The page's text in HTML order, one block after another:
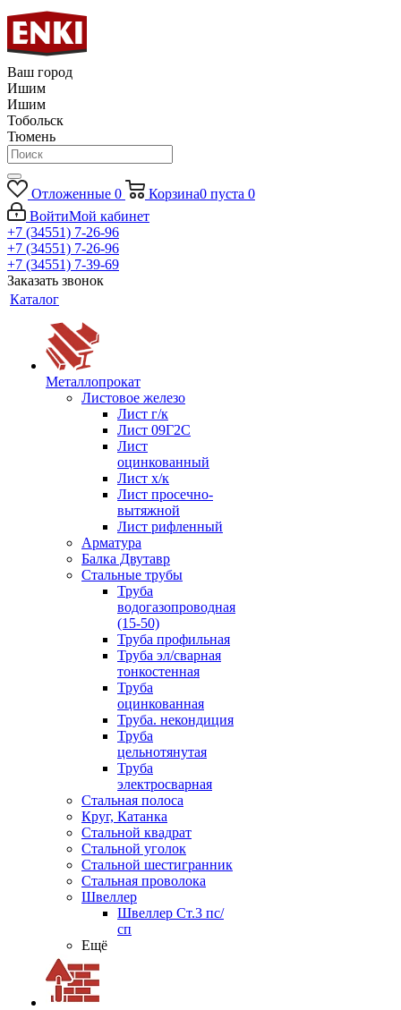
Ваш город
Ишим
Ишим
Тобольск
Тюмень
Отложенные 0 Корзина0 пуста 0
ВойтиМой кабинет
+7 (34551) 7-26-96
+7 (34551) 7-26-96
+7 (34551) 7-39-69
Заказать звонок
Каталог
Металлопрокат
Листовое железо
Лист г/к
Лист 09Г2С
Лист
оцинкованный
Лист х/к
Лист просечно-
вытяжной
Лист рифленный
Арматура
Балка Двутавр
Стальные трубы
Труба
водогазопроводная
(15-50)
Труба профильная
Труба эл/сварная
тонкостенная
Труба
оцинкованная
Труба. некондиция
Труба
цельнотянутая
Труба
электросварная
Стальная полоса
Круг, Катанка
Стальной квадрат
Стальной уголок
Стальной шестигранник
Стальная проволока
Швеллер
Швеллер Ст.3 пс/
сп
Ещё